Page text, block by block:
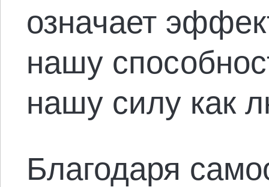
означает
нашу
нашу силу как
Благодаря